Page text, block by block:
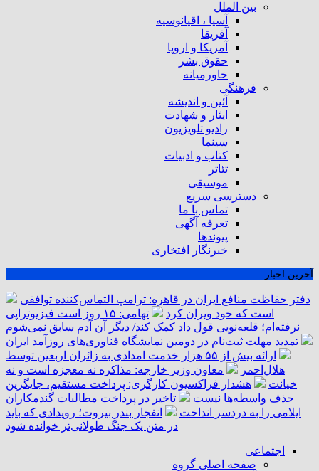
بین الملل
آسیا ، اقیانوسیه
آفریقا
آمریکا و اروپا
حقوق بشر
خاورمیانه
فرهنگی
آئین و اندیشه
ایثار و شهادت
رادیو تلویزیون
سینما
کتاب و ادبیات
تئاتر
موسیقی
دسترسی سریع
تماس با ما
تعرفه آگهی
پیوندها
خبرنگار افتخاری
آخرین اخبار
دفتر حفاظت منافع ایران در قاهره: ترامپ التماس‌کننده توافقی
است که خود ویران کرد
تهامی: ۱۵ روز است فیزیوتراپی
نرفته‌ام؛ قلعه‌نویی قول داد کمک کند/ دیگر آن آدم سابق نمی‌شوم
تمدید مهلت ثبت‌نام در دومین نمایشگاه فناوری‌های روزآمد ایران
ارائه بیش از ۵۵ هزار خدمت امدادی به زائران اربعین توسط
هلال‌احمر
معاون وزیر خارجه: مذاکره نه معجزه است و نه
خیانت
هشدار فراکسیون کارگری: پرداخت مستقیم، جایگزین
حذف واسطه‌ها نیست
تاخیر در پرداخت مطالبات گندمکاران
ایلامی را به دردسر انداخت
انفجار بندر بیروت؛ رویدادی که باید
در متن یک جنگ طولانی‌تر خوانده شود
اجتماعی
صفحه اصلی گروه